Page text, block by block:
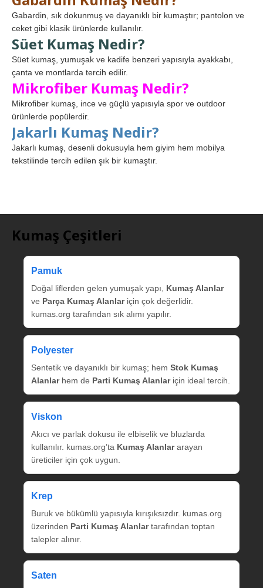
Gabardin, sık dokunmuş ve dayanıklı bir kumaştır; pantolon ve
ceket gibi klasik ürünlerde kullanılır.
Süet Kumaş Nedir?
Süet kumaş, yumuşak ve kadife benzeri yapısıyla ayakkabı,
çanta ve montlarda tercih edilir.
Mikrofiber Kumaş Nedir?
Mikrofiber kumaş, ince ve güçlü yapısıyla spor ve outdoor
ürünlerde popülerdir.
Jakarlı Kumaş Nedir?
Jakarlı kumaş, desenli dokusuyla hem giyim hem mobilya
tekstilinde tercih edilen şık bir kumaştır.
Kumaş Çeşitleri
Pamuk
Doğal liflerden gelen yumuşak yapı, Kumaş Alanlar
ve Parça Kumaş Alanlariçin çok değerlidir.
kumas.org tarafından sık alımı yapılır.
Polyester
Sentetik ve dayanıklı bir kumaş; hem Stok Kumaş
Alanlarhem de Parti Kumaş Alanlariçin ideal tercih.
Viskon
Akıcı ve parlak dokusu ile elbiselik ve bluzlarda
kullanılır. kumas.org’ta Kumaş Alanlararayan
üreticiler için çok uygun.
Krep
Buruk ve bükümlü yapısıyla kırışıksızdır. kumas.org
üzerinden Parti Kumaş Alanlartarafından toptan
talepler alınır.
Saten